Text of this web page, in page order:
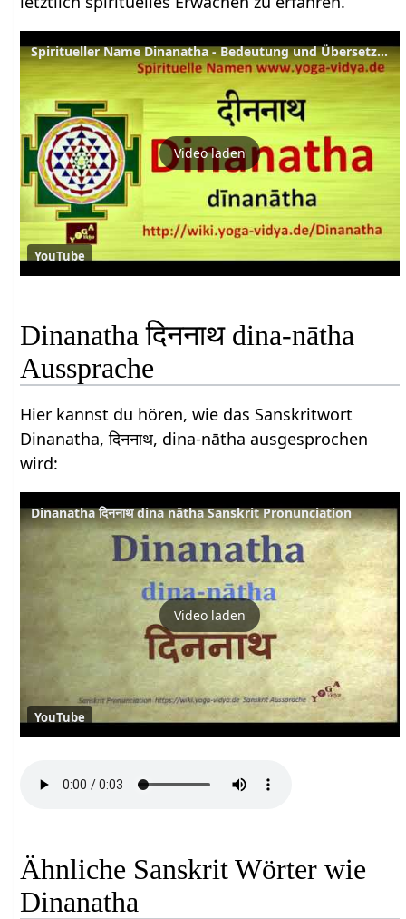
Spiritueller Name Dinanatha - Bedeutung und Übersetzung aus dem Sanskrit
Video laden
YouTube
Dinanatha दिननाथ dina-nātha
Aussprache
Hier kannst du hören, wie das Sanskritwort
Dinanatha, दिननाथ, dina-nātha ausgesprochen
wird:
Dinanatha दिननाथ dina nātha Sanskrit Pronunciation
Video laden
YouTube
Ähnliche Sanskrit Wörter wie
Dinanatha